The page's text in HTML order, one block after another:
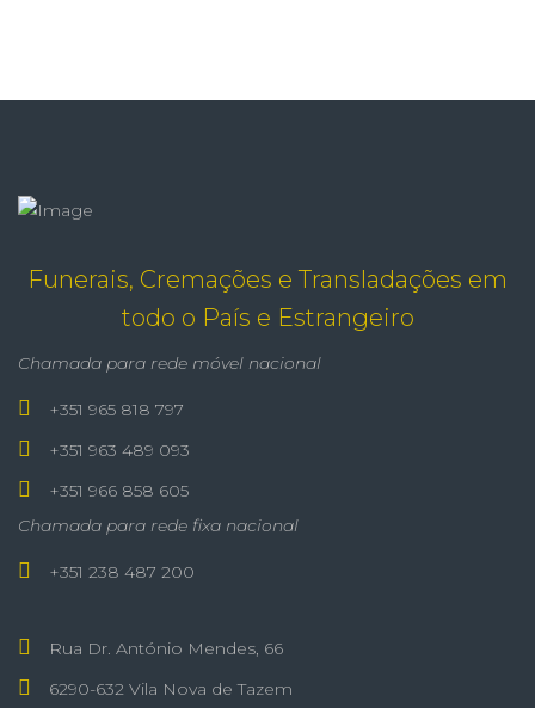
Funerais, Cremações e Transladações em
todo o País e Estrangeiro
Chamada para rede móvel nacional
+351 965 818 797
+351 963 489 093
+351 966 858 605
Chamada para rede fixa nacional
+351 238 487 200
Rua Dr. António Mendes, 66
6290-632 Vila Nova de Tazem